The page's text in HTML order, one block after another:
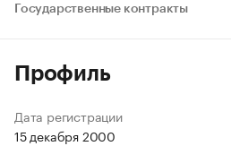
Государственные контракты
Профиль
Дата регистрации
15 декабря 2000